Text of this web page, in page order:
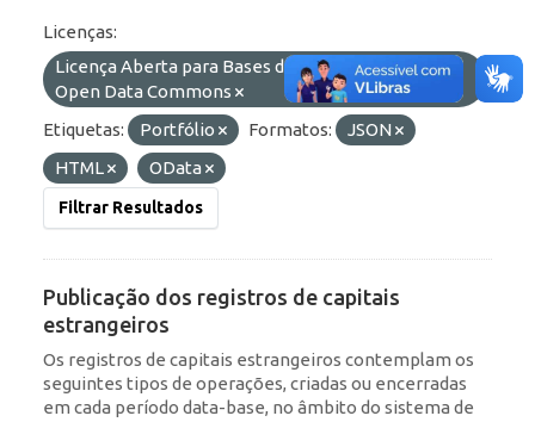
Licenças:
Licença Aberta para Bases de Dados (ODbL) do
Open Data Commons
Etiquetas:
Portfólio Formatos:
JSON
HTML
OData
Filtrar Resultados
Publicação dos registros de capitais
estrangeiros
Os registros de capitais estrangeiros contemplam os
seguintes tipos de operações, criadas ou encerradas
em cada período data-base, no âmbito do sistema de